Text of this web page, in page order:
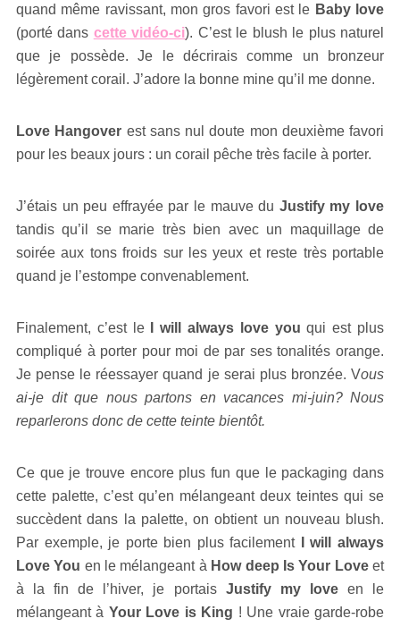
quand même ravissant, mon gros favori est le Baby love
(porté dans cette vidéo-ci). C’est le blush le plus naturel
que je possède. Je le décrirais comme un bronzeur
légèrement corail. J’adore la bonne mine qu’il me donne.
Love Hangover est sans nul doute mon deuxième favori
pour les beaux jours : un corail pêche très facile à porter.
J’étais un peu effrayée par le mauve du Justify my love
tandis qu’il se marie très bien avec un maquillage de
soirée aux tons froids sur les yeux et reste très portable
quand je l’estompe convenablement.
Finalement, c’est le I will always love you qui est plus
compliqué à porter pour moi de par ses tonalités orange.
Je pense le réessayer quand je serai plus bronzée. Vous
ai-je dit que nous partons en vacances mi-juin? Nous
reparlerons donc de cette teinte bientôt.
Ce que je trouve encore plus fun que le packaging dans
cette palette, c’est qu’en mélangeant deux teintes qui se
succèdent dans la palette, on obtient un nouveau blush.
Par exemple, je porte bien plus facilement
I will always
Love You en le mélangeant à How deep Is Your Loveet
à la fin de l’hiver, je portais Justify my loveen le
mélangeant à Your Love is King ! Une vraie garde-robe